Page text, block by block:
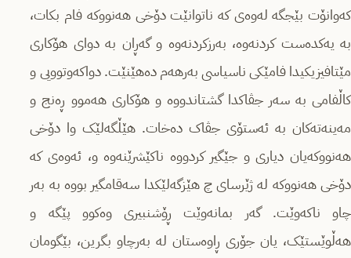
کەوانۆت بێجگە لەوەی کە ناتوانێت دۆخی هەنووکە فام بکات،
بە یەکدەست کردنەوە، بەرزکردنەوە و گەڕان بە دوای هۆکاری
مێتافیزیکیدا فامێکی ناسیاسی بەرهەم دەهێنێت. دواکەوتوویی و
کاڵفامی بە سەر جڤاکدا گشتاندووە و هۆکاری هەموو ڕەنج و
مەینەتەکان بە ئەستۆی جڤاک دەخات. هێڵگەلێک وا دۆخی
هەنووکەیان دیاری و جێگیر کردووە ناکێشرێنەوە و، ئەوەی کە
دۆخی هەنووکە لە ژێرسای چ هێزگەلێکدا سەقامگیر بووە بە بەر
چاو ناکەوێت. گەر بمانەوێت ڕۆشنبیری وەکوو پێگە و
هەڵوێستێک، یان جۆری ڕاوەستان لە بەرچاو بگرین، بێگومان